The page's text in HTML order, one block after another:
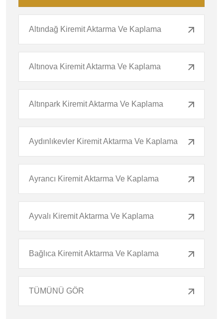
Altındağ Kiremit Aktarma Ve Kaplama
Altınova Kiremit Aktarma Ve Kaplama
Altınpark Kiremit Aktarma Ve Kaplama
Aydınlıkevler Kiremit Aktarma Ve Kaplama
Ayrancı Kiremit Aktarma Ve Kaplama
Ayvalı Kiremit Aktarma Ve Kaplama
Bağlıca Kiremit Aktarma Ve Kaplama
TÜMÜNÜ GÖR